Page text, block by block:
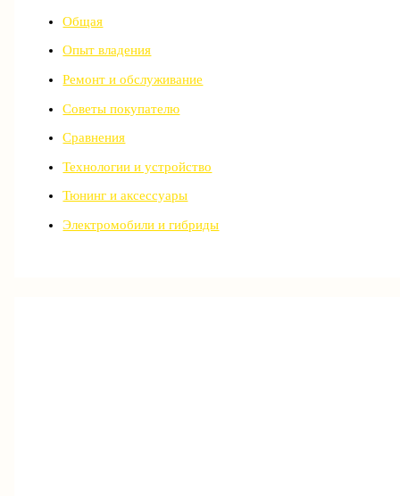
Общая
Опыт владения
Ремонт и обслуживание
Советы покупателю
Сравнения
Технологии и устройство
Тюнинг и аксессуары
Электромобили и гибриды